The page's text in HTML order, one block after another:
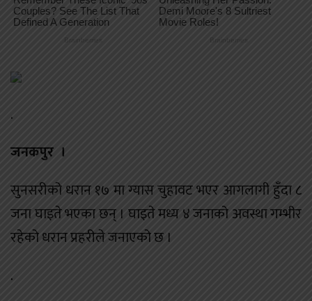
.
जनकपुर ।
सुनसरीको धरान १७ मा ग्यास चुहावट भएर आगलागी हुँदा ८
जना घाइते भएका छन् । घाइते मध्य ४ जनाको अवस्था गम्भीर
रहेको धरान प्रहरीले जनाएको छ ।
.